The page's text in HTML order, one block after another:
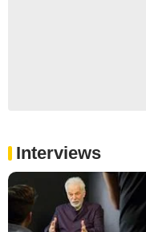
Interviews